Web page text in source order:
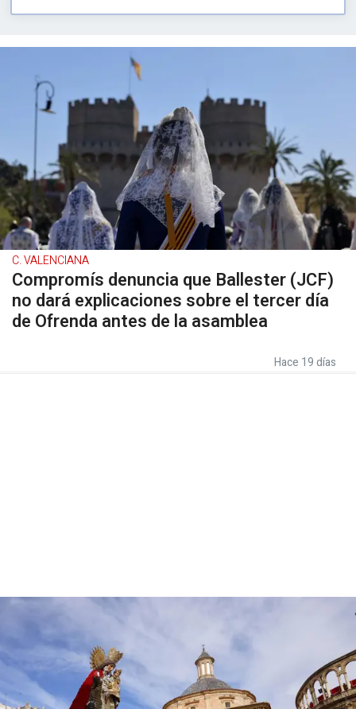
C. VALENCIANA
Compromís denuncia que Ballester (JCF)
no dará explicaciones sobre el tercer día
de Ofrenda antes de la asamblea
Hace 19 días